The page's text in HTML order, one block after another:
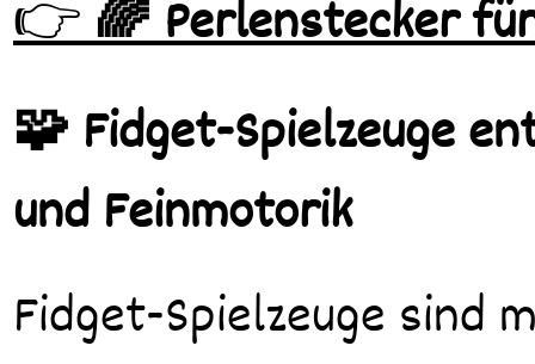
👉🌈 Perlenstecker
🧩 Fidget-Spielzeuge
und Feinmotorik
Fidget-Spielzeuge sind